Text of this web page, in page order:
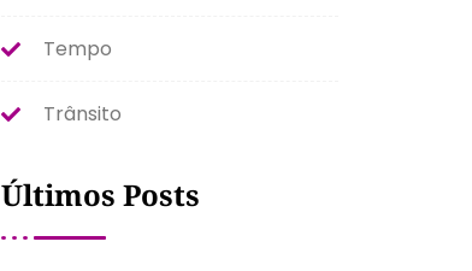
Tempo
Trânsito
Últimos Posts